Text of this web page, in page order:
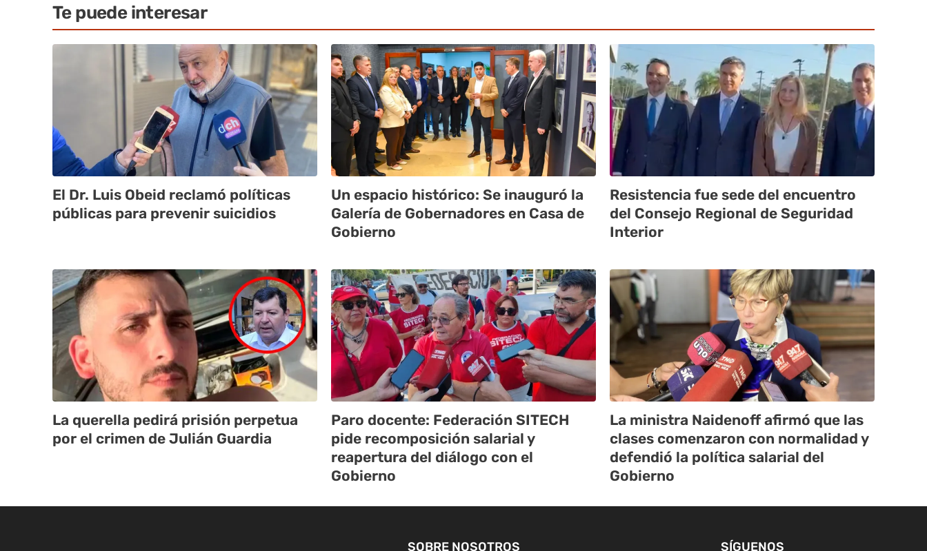
Te puede interesar
El Dr. Luis Obeid reclamó políticas
públicas para prevenir suicidios
Un espacio histórico: Se inauguró la
Galería de Gobernadores en Casa de
Gobierno
Resistencia fue sede del encuentro
del Consejo Regional de Seguridad
Interior
La querella pedirá prisión perpetua
por el crimen de Julián Guardia
Paro docente: Federación SITECH
pide recomposición salarial y
reapertura del diálogo con el
Gobierno
La ministra Naidenoff afirmó que las
clases comenzaron con normalidad y
defendió la política salarial del
Gobierno
SOBRE NOSOTROS SÍGUENOS